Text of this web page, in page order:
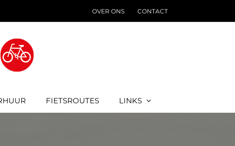
OVER ONS CONTACT
FIETSROUTES LINKS